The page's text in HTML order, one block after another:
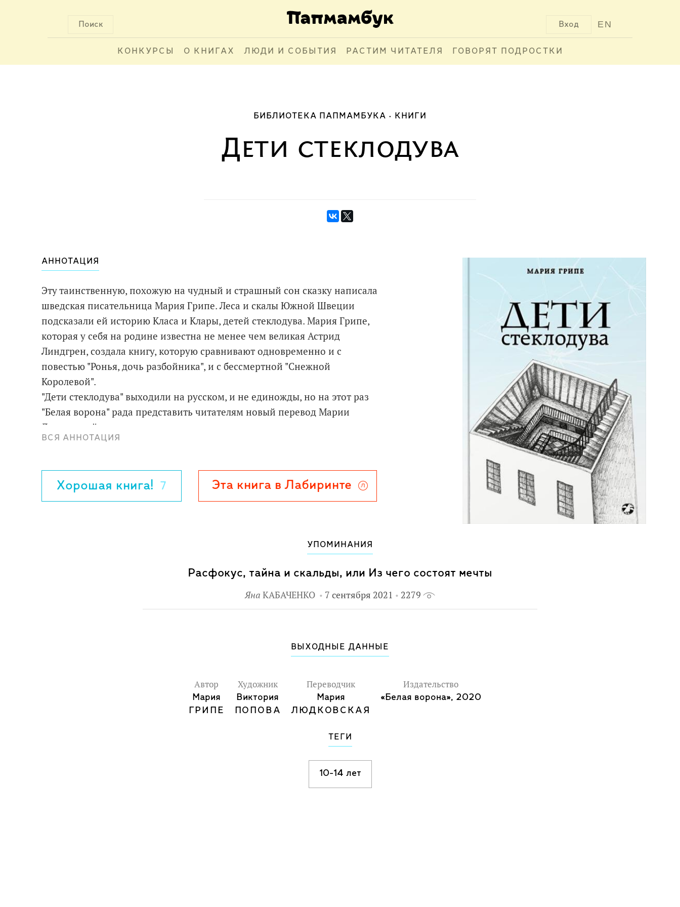
Поиск EN
Вход
КОНКУРСЫ О КНИГАХ ЛЮДИ И СОБЫТИЯ РАСТИМ ЧИТАТЕЛЯ ГОВОРЯТ ПОДРОСТКИ
БИБЛИОТЕКА ПАПМАМБУКА КНИГИ
Дети стеклодува
АННОТАЦИЯ
Эту таинственную, похожую на чудный и страшный сон сказку написала
шведская писательница Мария Грипе. Леса и скалы Южной Швеции
подсказали ей историю Класа и Клары, детей стеклодува. Мария Грипе,
которая у себя на родине известна не менее чем великая Астрид
Линдгрен, создала книгу, которую сравнивают одновременно и с
повестью "Ронья, дочь разбойника", и с бессмертной "Снежной
Королевой".
"Дети стеклодува" выходили на русском, и не единожды, но на этот раз
"Белая ворона" рада представить читателям новый перевод Марии
Людковской, современного скандинависта, на счету которого уже свыше
30 переводов таких полюбившихся авторов как Свен Нурдквист, Барбру
тоже новые - их выполнила молодая художница Виктория Попова,
которой хорошо удалось передать атмосферу книги.
Для среднего школьного возраста.
ВСЯ АННОТАЦИЯ
Хорошая книга! 7 Эта книга в Лабиринте
УПОМИНАНИЯ
Расфокус, тайна и скальды, или Из чего состоят мечты
Яна КАБАЧЕНКО 7 сентября 2021 2279
ВЫХОДНЫЕ ДАННЫЕ
Автор
Мария
ГРИПЕ
Художник
Виктория
ПОПОВА
Переводчик
Мария
ЛЮДКОВСКАЯ
Издательство
«Белая ворона», 2020
ТЕГИ
10-14 лет